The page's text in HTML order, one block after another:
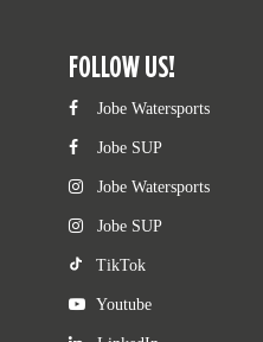
FOLLOW US!
Jobe Watersports
Jobe SUP
Jobe Watersports
Jobe SUP
TikTok
Youtube